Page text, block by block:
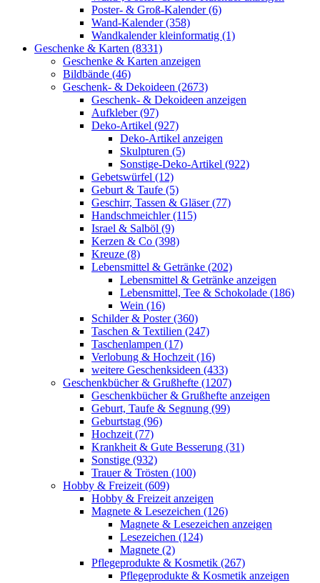
Poster- & Groß-Kalender (6)
Wand-Kalender (358)
Wandkalender kleinformatig (1)
Geschenke & Karten (8331)
Geschenke & Karten anzeigen
Bildbände (46)
Geschenk- & Dekoideen (2673)
Geschenk- & Dekoideen anzeigen
Aufkleber (97)
Deko-Artikel (927)
Deko-Artikel anzeigen
Skulpturen (5)
Sonstige-Deko-Artikel (922)
Gebetswürfel (12)
Geburt & Taufe (5)
Geschirr, Tassen & Gläser (77)
Handschmeichler (115)
Israel & Salböl (9)
Kerzen & Co (398)
Kreuze (8)
Lebensmittel & Getränke (202)
Lebensmittel & Getränke anzeigen
Lebensmittel, Tee & Schokolade (186)
Wein (16)
Schilder & Poster (360)
Taschen & Textilien (247)
Taschenlampen (17)
Verlobung & Hochzeit (16)
weitere Geschenksideen (433)
Geschenkbücher & Grußhefte (1207)
Geschenkbücher & Grußhefte anzeigen
Geburt, Taufe & Segnung (99)
Geburtstag (96)
Hochzeit (77)
Krankheit & Gute Besserung (31)
Sonstige (932)
Trauer & Trösten (100)
Hobby & Freizeit (609)
Hobby & Freizeit anzeigen
Magnete & Lesezeichen (126)
Magnete & Lesezeichen anzeigen
Lesezeichen (124)
Magnete (2)
Pflegeprodukte & Kosmetik (267)
Pflegeprodukte & Kosmetik anzeigen